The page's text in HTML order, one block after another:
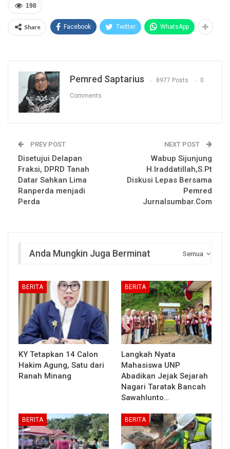
198
Share Facebook Twitter WhatsApp
Pemred Saptarius 8977 Posts 0
Comments
PREV POST
Disetujui Delapan
Fraksi, DPRD Tanah
Datar Sahkan Lima
Ranperda menjadi
Perda
NEXT POST
Wabup Sijunjung
H.Iraddatillah,S.Pt
Diskusi Lepas Bersama
Pemred
Jurnalsumbar.Com
Semua
Anda Mungkin Juga Berminat
BERITA
KY Tetapkan 14 Calon
Hakim Agung, Satu dari
Ranah Minang
BERITA
Langkah Nyata
Mahasiswa UNP
Abadikan Jejak Sejarah
Nagari Taratak Bancah
Sawahlunto…
BERITA BERITA